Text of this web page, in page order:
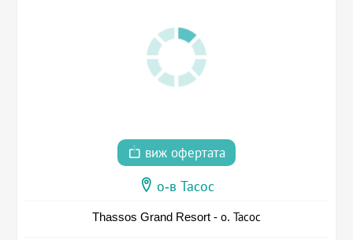
виж офертата
о-в Тасос
Thassos Grand Resort - о. Тасос